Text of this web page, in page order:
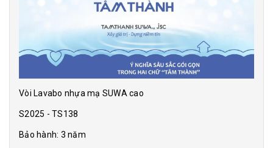
Vòi Lavabo nhựa mạ SUWA cao
S2025 - TS138
Bảo hành: 3 năm